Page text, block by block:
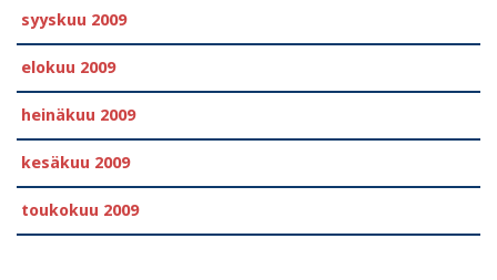
syyskuu 2009
elokuu 2009
heinäkuu 2009
kesäkuu 2009
toukokuu 2009